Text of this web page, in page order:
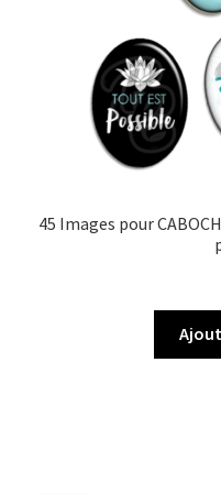
Mon compte
Wishlist
Panier
Politique de
Validation de la
45 Images pour